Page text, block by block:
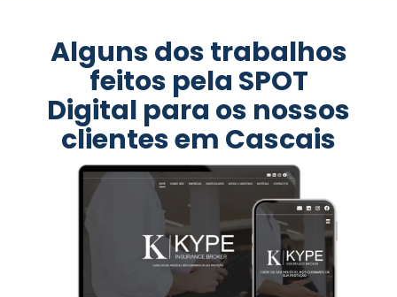
Alguns dos trabalhos
feitos pela SPOT
Digital para os nossos
clientes em Cascais